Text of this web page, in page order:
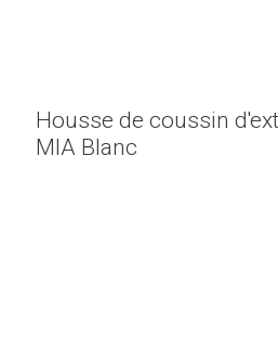
Housse de coussin
MIA Blanc